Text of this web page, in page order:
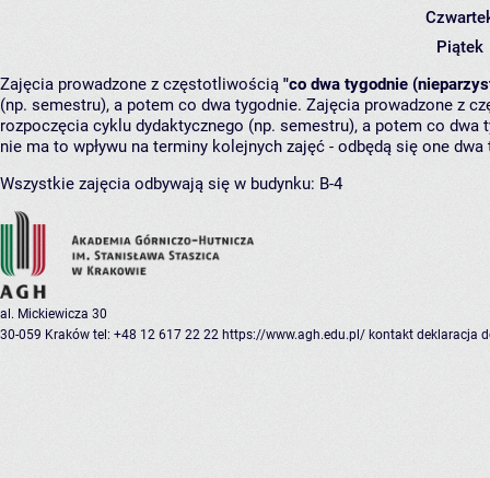
Piątek
Zajęcia prowadzone z częstotliwością "co dwa tygodnie
(np. semestru), a potem co dwa tygodnie. Zajęcia prowadzone z
rozpoczęcia cyklu dydaktycznego (np. semestru), a potem co
nie ma to wpływu na terminy kolejnych zajęć - odbędą się one
Wszystkie zajęcia odbywają się w budynku: B-4
al. Mickiewicza 30
30-059 Kraków tel: +48 12 617 22 22 https://www.agh.edu.pl/ kontakt deklaracja